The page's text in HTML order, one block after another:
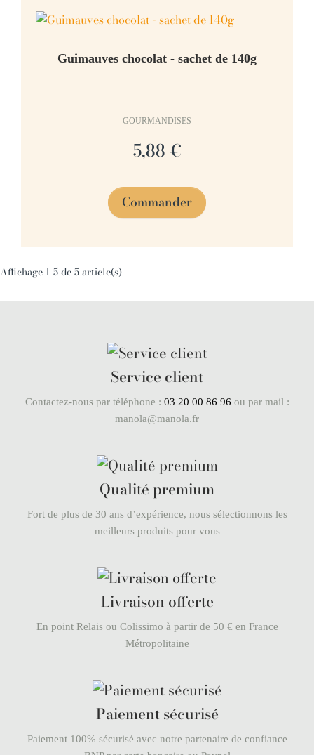
Guimauves chocolat - sachet de 140g
GOURMANDISES
5,88 €
Commander
Affichage 1-5 de 5 article(s)
Service client
Contactez-nous par téléphone : 03 20 00 86 96 ou par mail :
manola@manola.fr
Qualité premium
Fort de plus de 30 ans d’expérience, nous sélectionnons les
meilleurs produits pour vous
Livraison offerte
En point Relais ou Colissimo à partir de 50 € en France
Métropolitaine
Paiement sécurisé
Paiement 100% sécurisé avec notre partenaire de confiance